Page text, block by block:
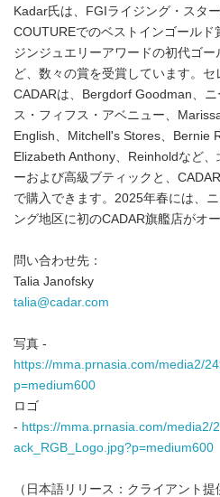
Kadar氏は、FGIライジング・スタ
COUTUREでのベストインゴール
ジンジュエリーアワードの初代ゴ
ど、数々の賞を受賞しています。
CADARは、Bergdorf Goodman、
ス・フィフス・アベニュー、
English、Mitchell's Stores、Bernie
Elizabeth Anthony、Reinholdなど
ーおよび高級ブティックと、
で購入できます。2025年春には、
ング地区に初のCADAR旗艦店がオ
問い合わせ先：
Talia Janofsky
talia@cadar.com
写真 -
https://mma.prnasia.com/media2/
p=medium600
ロゴ
- https://mma.prnasia.com/media2/
ack_RGB_Logo.jpg?p=medium600
（日本語リリース：クライアント提